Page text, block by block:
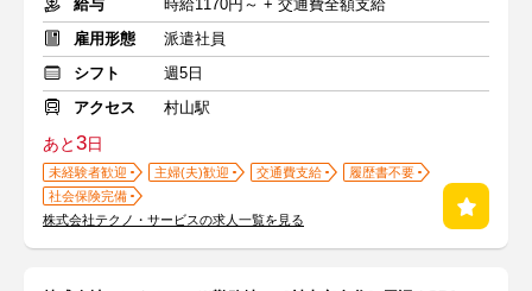
給与
時給1170円～ + 交通費全額支給
雇用形態
派遣社員
シフト
週5日
アクセス
村山駅
あと3日
未経験者歓迎 主婦(夫)歓迎 交通費支給
履歴書不要
社会保険完備
株式会社テクノ・サービスの求人一覧を見る